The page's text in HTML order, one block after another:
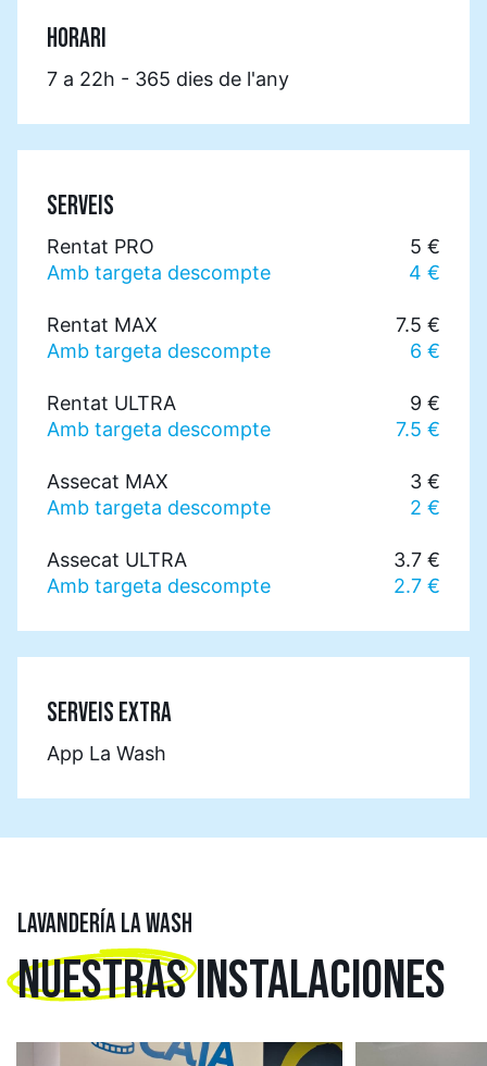
HORARI
7 a 22h - 365 dies de l'any
SERVEIS
Rentat PRO
5 €
Amb targeta descompte
4 €
Rentat MAX
7.5 €
Amb targeta descompte
6 €
Rentat ULTRA
9 €
Amb targeta descompte
7.5 €
Assecat MAX
3 €
Amb targeta descompte
2 €
Assecat ULTRA
3.7 €
Amb targeta descompte
2.7 €
SERVEIS EXTRA
App La Wash
LAVANDERÍA LA WASH
NUESTRASINSTALACIONES